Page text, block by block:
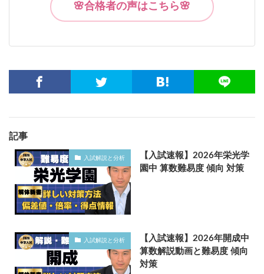
🌸合格者の声はこちら🌸
記事
入試解説と分析
【入試速報】2026年栄光学
園中 算数難易度 傾向 対策
入試解説と分析
【入試速報】2026年開成中
算数解説動画と難易度 傾向
対策